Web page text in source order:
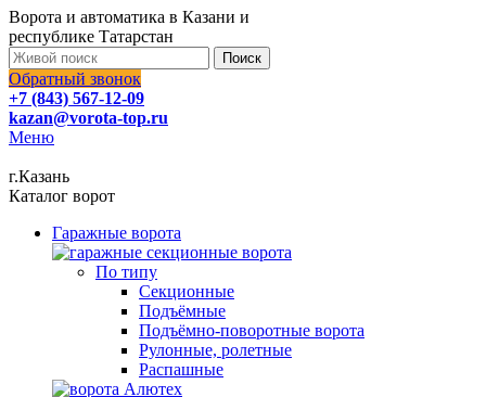
Ворота и автоматика в Казани и
республике Татарстан
Поиск
Обратный звонок
+7 (843) 567-12-09
kazan@vorota-top.ru
Меню
г.Казань
Каталог ворот
Гаражные ворота
По типу
Секционные
Подъёмные
Подъёмно-поворотные ворота
Рулонные, ролетные
Распашные